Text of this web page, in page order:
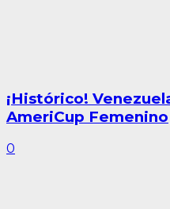
¡Histórico!
AmeriCup Femenino
0